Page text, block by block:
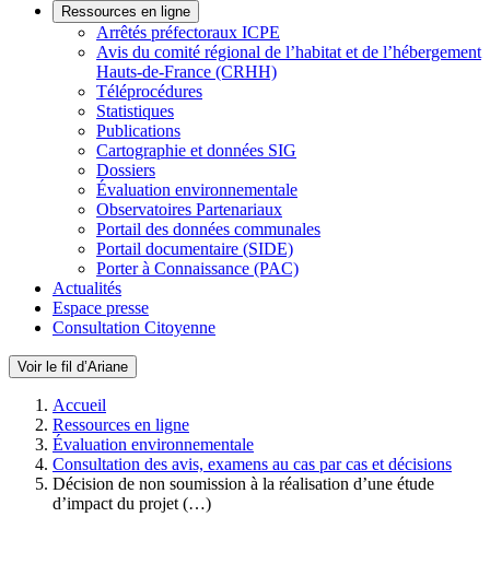
Ressources en ligne
Arrêtés préfectoraux ICPE
Avis du comité régional de l’habitat et de l’hébergement
Hauts-de-France (CRHH)
Téléprocédures
Statistiques
Publications
Cartographie et données SIG
Dossiers
Évaluation environnementale
Observatoires Partenariaux
Portail des données communales
Portail documentaire (SIDE)
Porter à Connaissance (PAC)
Actualités
Espace presse
Consultation Citoyenne
Voir le fil d’Ariane
Accueil
Ressources en ligne
Évaluation environnementale
Consultation des avis, examens au cas par cas et décisions
Décision de non soumission à la réalisation d’une étude
d’impact du projet (…)